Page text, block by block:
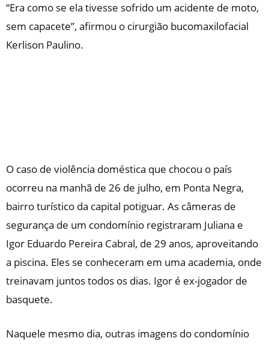
“Era como se ela tivesse sofrido um acidente de moto,
sem capacete”, afirmou o cirurgião bucomaxilofacial
Kerlison Paulino.
O caso de violência doméstica que chocou o país
ocorreu na manhã de 26 de julho, em Ponta Negra,
bairro turístico da capital potiguar. As câmeras de
segurança de um condomínio registraram Juliana e
Igor Eduardo Pereira Cabral, de 29 anos, aproveitando
a piscina. Eles se conheceram em uma academia, onde
treinavam juntos todos os dias. Igor é ex-jogador de
basquete.
Naquele mesmo dia, outras imagens do condomínio